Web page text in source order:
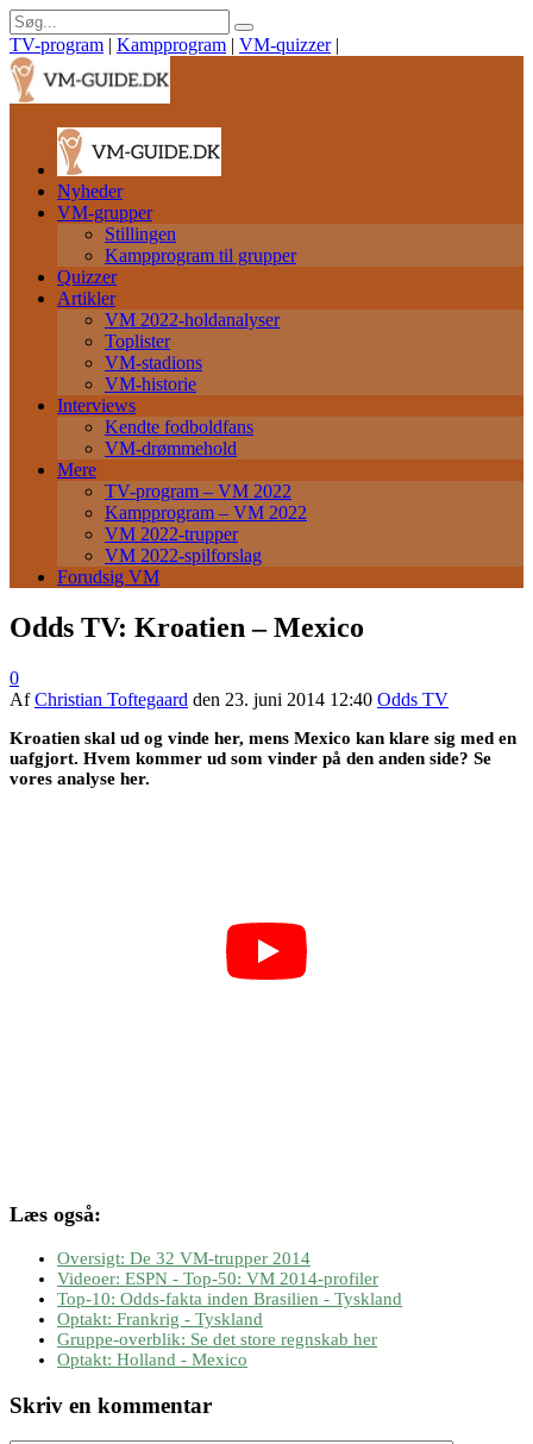
TV-program | Kampprogram | VM-quizzer |
Nyheder
VM-grupper
Stillingen
Kampprogram til grupper
Quizzer
Artikler
VM 2022-holdanalyser
Toplister
VM-stadions
VM-historie
Interviews
Kendte fodboldfans
VM-drømmehold
Mere
TV-program – VM 2022
Kampprogram – VM 2022
VM 2022-trupper
VM 2022-spilforslag
Forudsig VM
Odds TV: Kroatien – Mexico
0
AfChristian Toftegaard den 23. juni 2014 12:40 Odds TV
Kroatien skal ud og vinde her, mens Mexico kan klare sig med en
uafgjort. Hvem kommer ud som vinder på den anden side? Se
vores analyse her.
Læs også:
Oversigt: De 32 VM-trupper 2014
Videoer: ESPN - Top-50: VM 2014-profiler
Top-10: Odds-fakta inden Brasilien - Tyskland
Optakt: Frankrig - Tyskland
Gruppe-overblik: Se det store regnskab her
Optakt: Holland - Mexico
Skriv en kommentar